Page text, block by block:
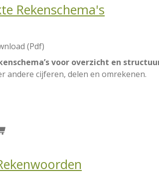
Rekenschema's
(Pdf)
voor overzicht en
andere cijferen, delen en omrekenen.